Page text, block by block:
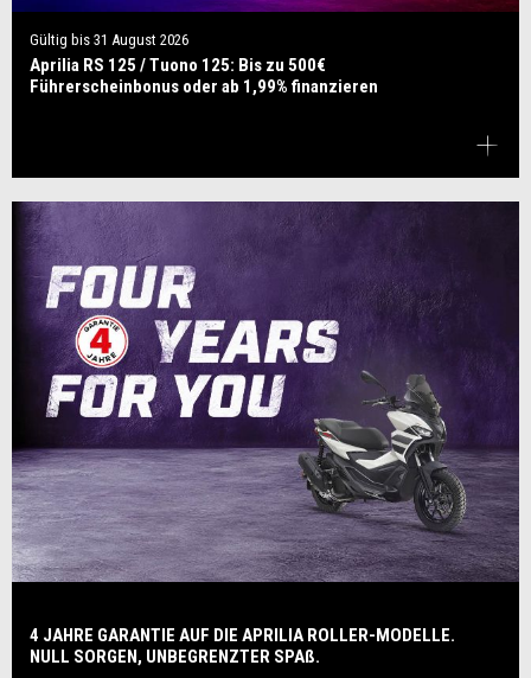
Gültig bis 31 August 2026
Aprilia RS 125 / Tuono 125: Bis zu 500€
Führerscheinbonus oder ab 1,99% finanzieren
4 JAHRE GARANTIE AUF DIE APRILIA ROLLER-MODELLE.
NULL SORGEN, UNBEGRENZTER SPAß.